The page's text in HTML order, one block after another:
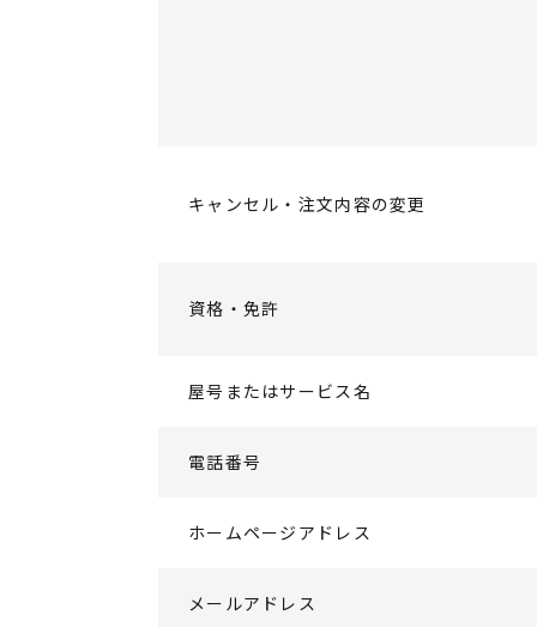
キャンセル・注文内容の変更
資格・免許
屋号またはサービス名
電話番号
ホームページアドレス
メールアドレス